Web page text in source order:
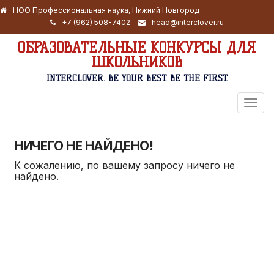
НОО Профессиональная наука, Нижний Новгород
+7 (962) 508-7402
head@interclover.ru
ОБРАЗОВАТЕЛЬНЫЕ КОНКУРСЫ ДЛЯ
ШКОЛЬНИКОВ
INTERCLOVER. BE YOUR BEST. BE THE FIRST.
НИЧЕГО НЕ НАЙДЕНО!
К сожалению, по вашему запросу ничего не
найдено.